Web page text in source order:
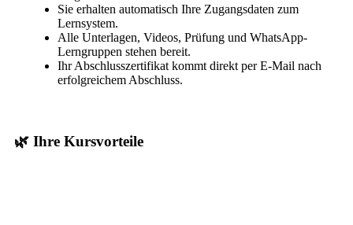
Sie erhalten automatisch Ihre Zugangsdaten zum
Lernsystem.
Alle Unterlagen, Videos, Prüfung und WhatsApp-
Lerngruppen stehen bereit.
Ihr Abschlusszertifikat kommt direkt per E-Mail nach
erfolgreichem Abschluss.
🌿 Ihre Kursvorteile